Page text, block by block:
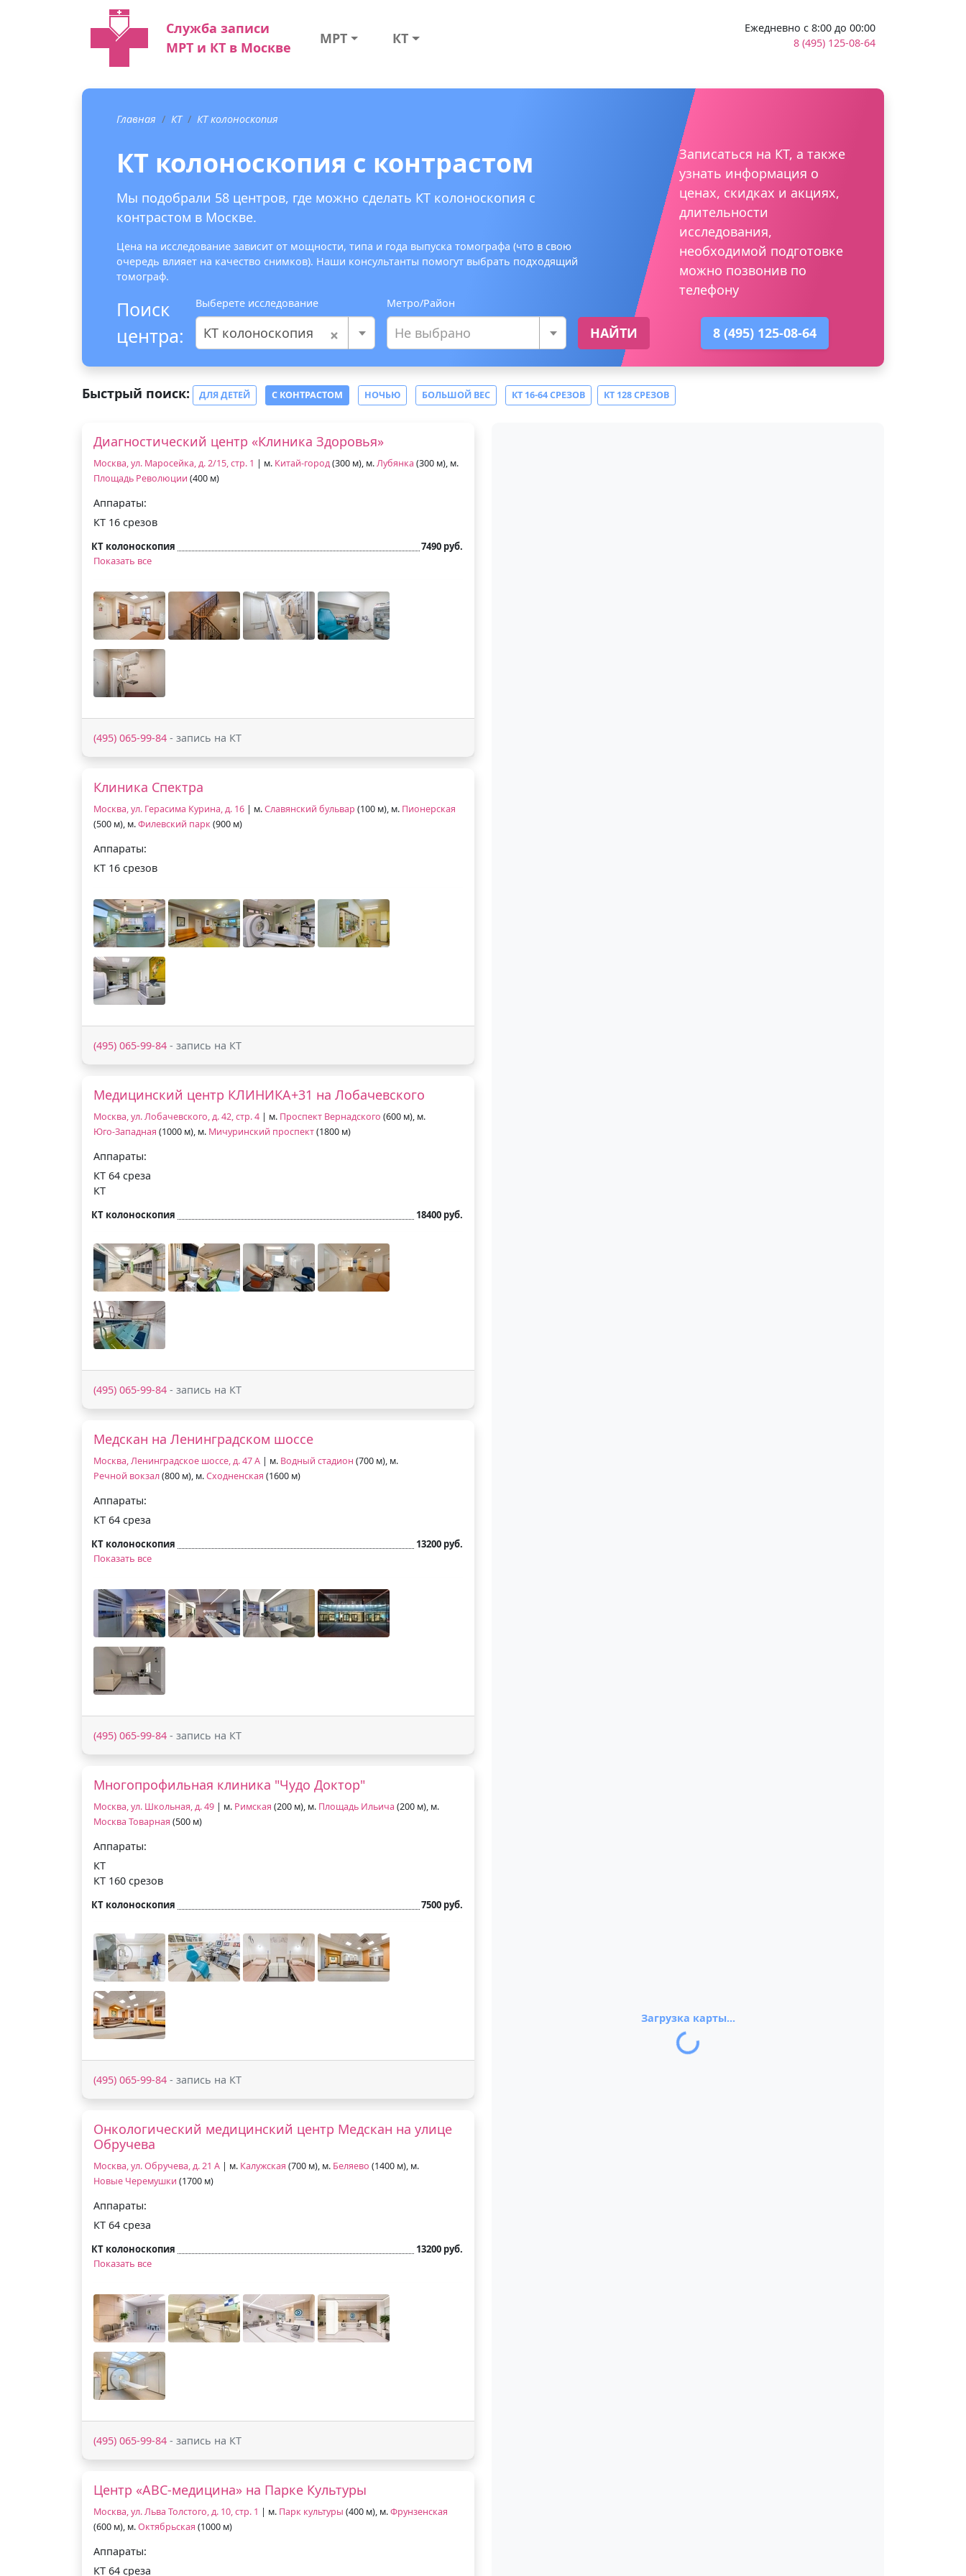
Служба записи
МРТ и КТ в Москве
МРТ КТ
Ежедневно с 8:00 до 00:00
8 (495) 125-08-64
Главная КТ КТ колоноскопия
КТ колоноскопия с контрастом
Мы подобрали 58 центров, где можно сделать КТ колоноскопия с
контрастом в Москве.
Цена на исследование зависит от мощности, типа и года выпуска томографа (что в свою
очередь влияет на качество снимков). Наши консультанты помогут выбрать подходящий
томограф.
Поиск
центра:
Выберете исследование
×
КТ колоноскопия
Метро/Район
Не выбрано НАЙТИ
Записаться на КТ, а также
узнать информация о
ценах, скидках и акциях,
длительности
исследования,
необходимой подготовке
можно позвонив по
телефону
8 (495) 125-08-64
Быстрый поиск: ДЛЯ ДЕТЕЙ С КОНТРАСТОМ НОЧЬЮ БОЛЬШОЙ ВЕС КТ 16-64 СРЕЗОВ КТ 128 СРЕЗОВ
Диагностический центр «Клиника Здоровья»
Москва, ул. Маросейка, д. 2/15, стр. 1 | м. Китай-город(300 м), м.Лубянка (300 м), м.
Площадь Революции (400 м)
Аппараты:
КТ 16 срезов
КТ колоноскопия
7490 руб.
Показать все
(495) 065-99-84 - запись на КТ
Клиника Спектра
Москва, ул. Герасима Курина, д. 16 | м.Славянский бульвар (100 м), м. Пионерская
(500 м), м.Филевский парк(900 м)
Аппараты:
КТ 16 срезов
(495) 065-99-84 - запись на КТ
Медицинский центр КЛИНИКА+31 на Лобачевского
Москва, ул. Лобачевского, д. 42, стр. 4 | м. Проспект Вернадского (600 м), м.
Юго-Западная (1000 м), м. Мичуринский проспект(1800 м)
Аппараты:
КТ 64 среза
КТ
КТ колоноскопия 18400 руб.
(495) 065-99-84 - запись на КТ
Медскан на Ленинградском шоссе
Москва, Ленинградское шоссе, д. 47 А | м. Водный стадион (700 м), м.
Речной вокзал(800 м), м.Сходненская (1600 м)
Аппараты:
КТ 64 среза
КТ колоноскопия
13200 руб.
Показать все
(495) 065-99-84 - запись на КТ
Многопрофильная клиника "Чудо Доктор"
Москва, ул. Школьная, д. 49 | м. Римская (200 м), м. Площадь Ильича (200 м), м.
Москва Товарная (500 м)
Аппараты:
КТ
КТ 160 срезов
КТ колоноскопия 7500 руб.
(495) 065-99-84 - запись на КТ
Онкологический медицинский центр Медскан на улице
Обручева
Москва, ул. Обручева, д. 21 А | м. Калужская (700 м), м. Беляево (1400 м), м.
Новые Черемушки (1700 м)
Аппараты:
КТ 64 среза
КТ колоноскопия
13200 руб.
Показать все
(495) 065-99-84 - запись на КТ
Центр «АВС-медицина» на Парке Культуры
Москва, ул. Льва Толстого, д. 10, стр. 1 | м. Парк культуры (400 м), м.Фрунзенская
(600 м), м.Октябрьская (1000 м)
Аппараты:
КТ 64 среза
Загрузка карты...